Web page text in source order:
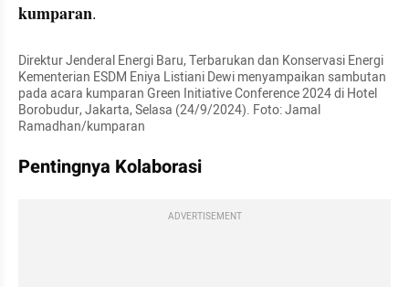
kumparan.
Direktur Jenderal Energi Baru, Terbarukan dan Konservasi Energi
Kementerian ESDM Eniya Listiani Dewi menyampaikan sambutan
pada acara kumparan Green Initiative Conference 2024 di Hotel
Borobudur, Jakarta, Selasa (24/9/2024). Foto: Jamal
Ramadhan/kumparan
Pentingnya Kolaborasi
ADVERTISEMENT